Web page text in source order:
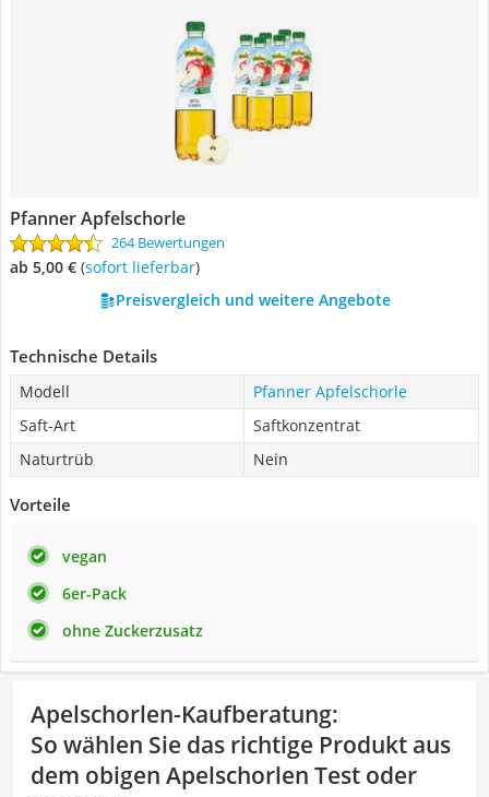
Pfanner Apfelschorle
264 Bewertungen
ab 5,00 € ( Sofort lieferbar)
Preisvergleich und weitere Angebote
Technische Details
Modell
Pfanner Apfelschorle
Saft-Art
Saftkonzentrat
Naturtrüb
Nein
Vorteile
vegan
6er-Pack
ohne Zuckerzusatz
Apelschorlen-Kaufberatung:
So wählen Sie das richtige Produkt aus
dem obigen Apelschorlen Test oder